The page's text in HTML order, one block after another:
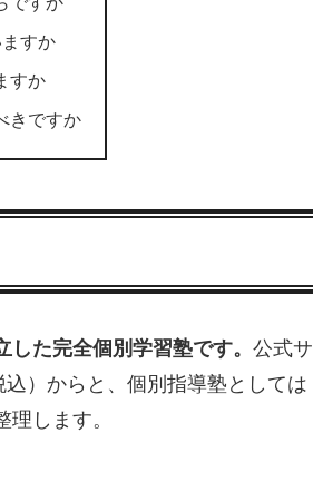
すか
すか
きですか
た完全個別学習塾です。 公式サ
）からと、個別指導塾としては
します。